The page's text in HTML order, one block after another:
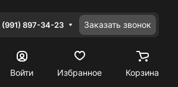
(991) 897-34-23 Заказать звонок
Войти
Избранное Корзина